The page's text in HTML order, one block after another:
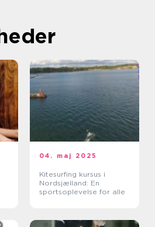
04. maj 2025
Kitesurfing kursus i
Nordsjælland: En
sportsoplevelse for alle